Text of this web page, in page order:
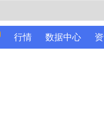
行情 数据中心